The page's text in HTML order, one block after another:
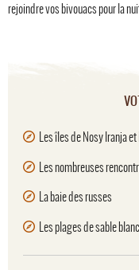
rejoindre vos bivouacs pour la
Les îles de Nosy Iranja
Les nombreuses
La baie des russes
Les plages de sable blanc